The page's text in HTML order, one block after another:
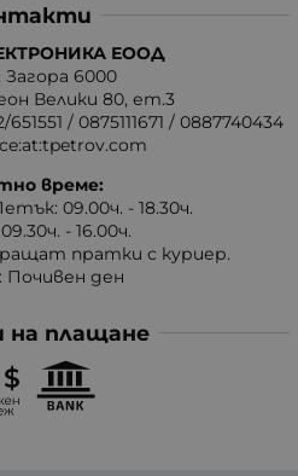
ЕООД
6000
Велики 80, ет.3
651551 / 0875111671 / 0887740434
време:
09.00ч. - 18.30ч.
- 16.00ч.
пратки с куриер.
Почивен ден
плащане